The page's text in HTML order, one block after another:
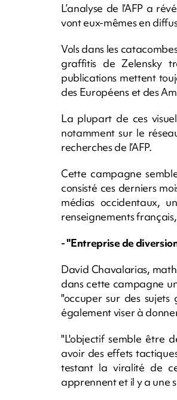
L’analyse de l’AFP a
vont eux-mêmes en
Vols dans les
graffitis de Zelensky
publications mettent
des Européens et des
La plupart de ces
notamment sur le
recherches de l’AFP.
Cette campagne
consisté ces derniers
médias occidentaux,
renseignements
- "Entreprise de
David Chavalarias,
dans cette campagne
"occuper sur des
également viser à
"L'objectif semble être
avoir des effets
testant la viralité de
apprennent et il y a une